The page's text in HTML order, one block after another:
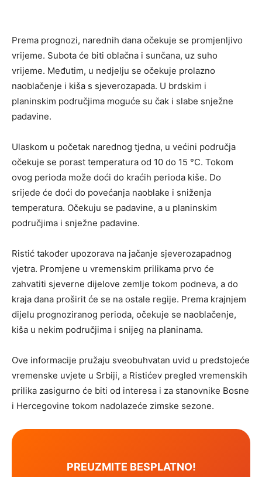
Prema prognozi, narednih dana očekuje se promjenljivo
vrijeme. Subota će biti oblačna i sunčana, uz suho
vrijeme. Međutim, u nedjelju se očekuje prolazno
naoblačenje i kiša s sjeverozapada. U brdskim i
planinskim područjima moguće su čak i slabe snježne
padavine.
Ulaskom u početak narednog tjedna, u većini područja
očekuje se porast temperatura od 10 do 15 °C. Tokom
ovog perioda može doći do kraćih perioda kiše. Do
srijede će doći do povećanja naoblake i sniženja
temperatura. Očekuju se padavine, a u planinskim
područjima i snježne padavine.
Ristić također upozorava na jačanje sjeverozapadnog
vjetra. Promjene u vremenskim prilikama prvo će
zahvatiti sjeverne dijelove zemlje tokom podneva, a do
kraja dana proširit će se na ostale regije. Prema krajnjem
dijelu prognoziranog perioda, očekuje se naoblačenje,
kiša u nekim područjima i snijeg na planinama.
Ove informacije pružaju sveobuhvatan uvid u predstojeće
vremenske uvjete u Srbiji, a Ristićev pregled vremenskih
prilika zasigurno će biti od interesa i za stanovnike Bosne
i Hercegovine tokom nadolazeće zimske sezone.
PREUZMITE BESPLATNO!